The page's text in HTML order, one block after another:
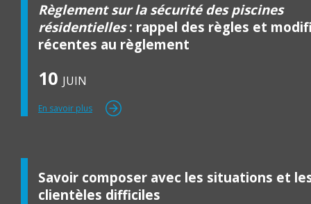
Règlement sur la sécurité des piscines
résidentielles: rappel des règles et
récentes au règlement
10 JUIN
En savoir plus
Savoir composer avec les situations et
clientèles difficiles